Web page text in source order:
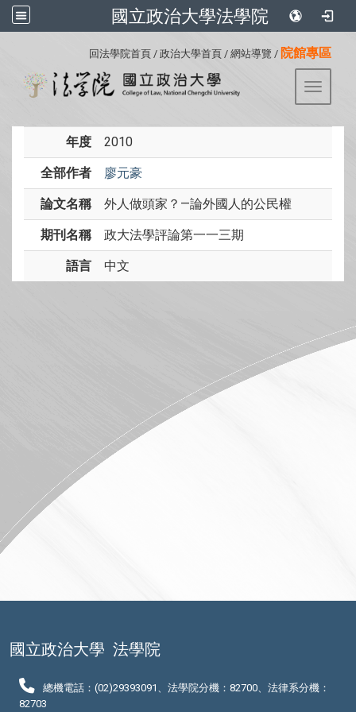
國立政治大學法學院
回法學院首頁 / 政治大學首頁 / 網站導覽 / 院館專區
Toggle
年度 2010
全部作者 廖元豪
論文名稱 外人做頭家？—論外國人的公民權
期刊名稱 政大法學評論第一一三期
語言 中文
國立政治大學 法學院
總機電話：(02)29393091、法學院分機：82700、法律系分機：
82703